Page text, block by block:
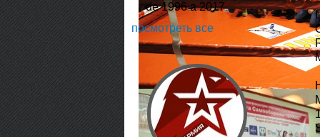
de 1996 a 2017
посмотреть все